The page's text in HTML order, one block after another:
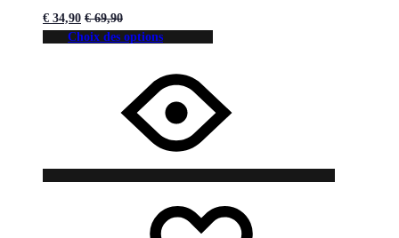
€ 34,90 €69,90
Choix des options